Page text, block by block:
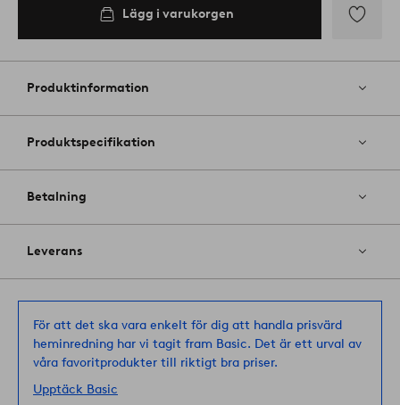
Lägg i varukorgen
till
favoriter
Produktinformation
Produktspecifikation
Betalning
Leverans
För att det ska vara enkelt för dig att handla prisvärd
heminredning har vi tagit fram Basic. Det är ett urval av
våra favoritprodukter till riktigt bra priser.
Upptäck Basic